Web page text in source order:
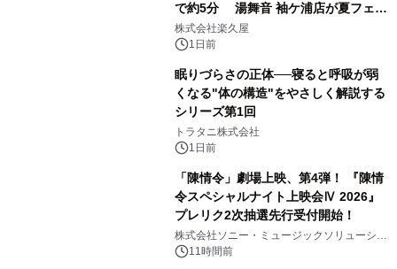
で約5分 湯舞音 袖ケ浦店が夏フェア
メニューを提供
株式会社楽久屋
1日前
眠りづらさの正体──寝ると呼吸が弱
くなる"体の構造"をやさしく解説する
シリーズ第1回
トラタニ株式会社
1日前
「陳情令」劇場上映、第4弾！ 『陳情
令スペシャルナイト上映会Ⅳ 2026』
プレリク2次抽選先行受付開始！
株式会社ソニー・ミュージックソリューショ
ンズ11時間前